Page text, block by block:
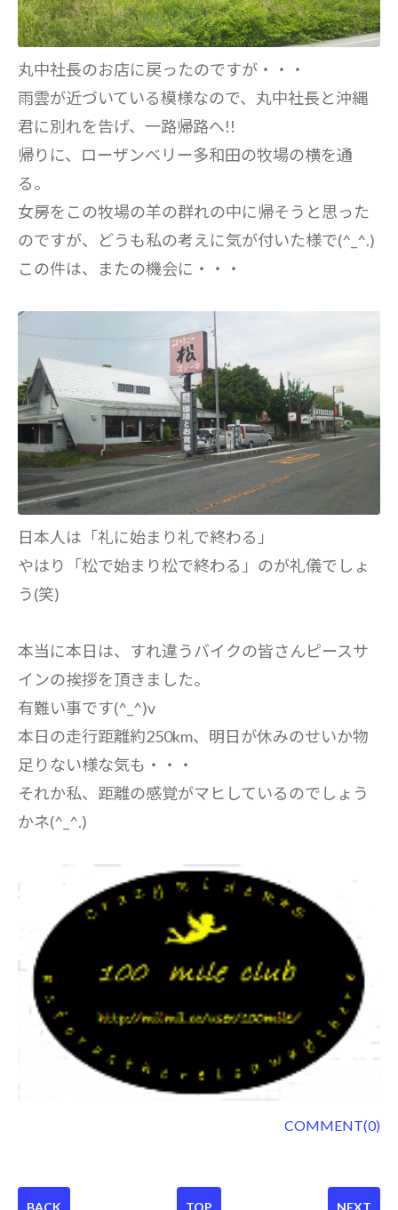
丸中社長のお店に戻ったのですが・・・
雨雲が近づいている模様なので、丸中社長と沖縄
君に別れを告げ、一路帰路へ!!
帰りに、ローザンベリー多和田の牧場の横を通
る。
女房をこの牧場の羊の群れの中に帰そうと思った
のですが、どうも私の考えに気が付いた様で(^_^.)
この件は、またの機会に・・・
日本人は「礼に始まり礼で終わる」
やはり「松で始まり松で終わる」のが礼儀でしょ
う(笑)
本当に本日は、すれ違うバイクの皆さんピースサ
インの挨拶を頂きました。
有難い事です(^_^)v
本日の走行距離約250km、明日が休みのせいか物
足りない様な気も・・・
それか私、距離の感覚がマヒしているのでしょう
かネ(^_^.)
COMMENT(0)
BACK TOP NEXT